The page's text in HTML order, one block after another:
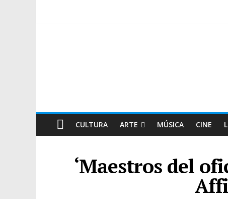
CULTURA ARTE MÚSICA CINE
‘Maestros del